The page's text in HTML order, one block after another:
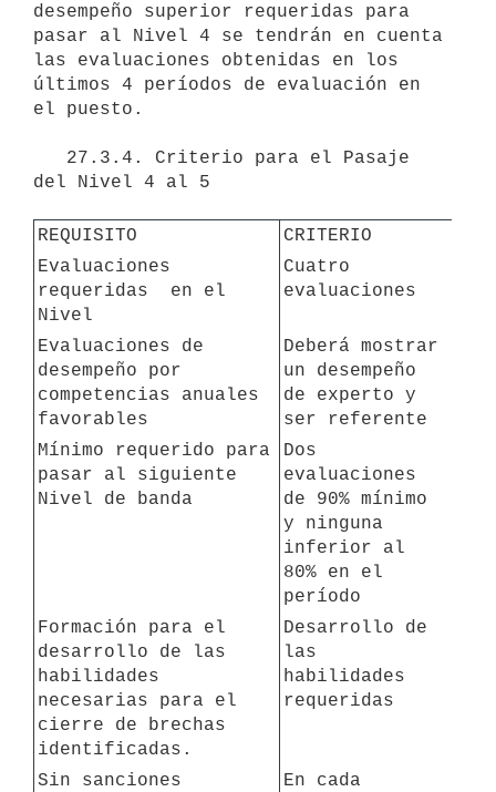
desempeño superior requeridas para
pasar al Nivel 4 se tendrán en cuenta
las evaluaciones obtenidas en los
últimos 4 períodos de evaluación en
el puesto.
del Nivel 4 al 5
REQUISITO
CRITERIO
Evaluaciones
requeridas  en el
Nivel
Cuatro
evaluaciones
Evaluaciones de
desempeño por
competencias anuales
favorables
Deberá mostrar
un desempeño
de experto y
ser referente
Mínimo requerido para
pasar al siguiente
Nivel de banda
Dos
evaluaciones
de 90% mínimo
y ninguna
inferior al
80% en el
período
Formación para el
desarrollo de las
habilidades
necesarias para el
cierre de brechas
identificadas.
Desarrollo de
las
habilidades
requeridas
Sin sanciones
En cada